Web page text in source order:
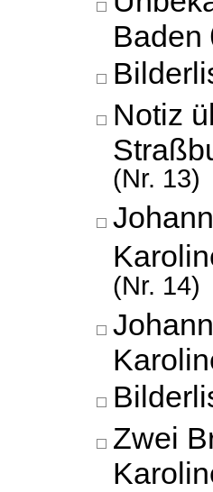
Baden
Notiz
(Nr. 13)
(Nr. 14)
Zwei